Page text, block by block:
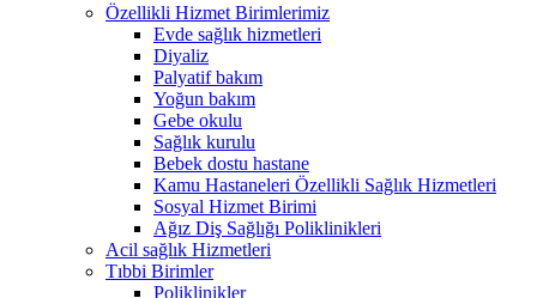
Özellikli Hizmet Birimlerimiz
Evde sağlık hizmetleri
Diyaliz
Palyatif bakım
Yoğun bakım
Gebe okulu
Sağlık kurulu
Bebek dostu hastane
Kamu Hastaneleri Özellikli Sağlık Hizmetleri
Sosyal Hizmet Birimi
Ağız Diş Sağlığı Poliklinikleri
Acil sağlık Hizmetleri
Tıbbi Birimler
Poliklinikler